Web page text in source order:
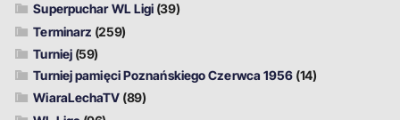
Superpuchar WL Ligi (39)
Terminarz (259)
Turniej (59)
Turniej pamięci Poznańskiego Czerwca 1956 (14)
WiaraLechaTV (89)